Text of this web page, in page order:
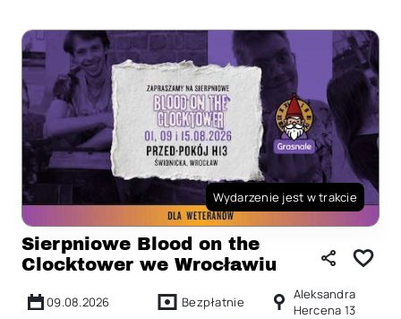
Wydarzenie jest w trakcie
Sierpniowe Blood on the
Clocktower we Wrocławiu
09.08.2026 Bezpłatnie
Aleksandra
Hercena 13